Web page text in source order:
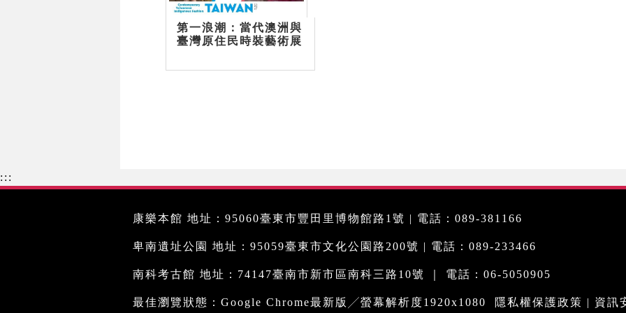
第一浪潮：當代澳洲與
臺灣原住民時裝藝術展
:::
康樂本館 地址：95060臺東市豐田里博物館路1號 | 電話：089-381166
卑南遺址公園 地址：95059臺東市文化公園路200號 | 電話：089-233466
南科考古館 地址：74147臺南市新市區南科三路10號 ｜ 電話：06-5050905
最佳瀏覽狀態：Google Chrome最新版╱螢幕解析度1920x1080 隱私權保護政策 | 資訊